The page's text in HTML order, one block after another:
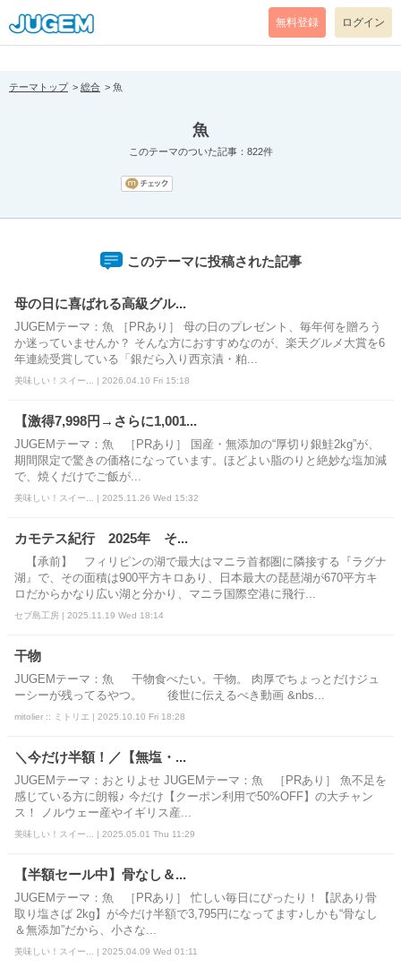
[pear_error: message="Success" code=0 mode=return level=notice
prefix="" info=""]
無料登録 ログイン
テーマトップ 総合 魚
魚
このテーマのついた記事：822件
このテーマに投稿された記事
母の日に喜ばれる高級グル...
JUGEMテーマ：魚 ［PRあり］ 母の日のプレゼント、毎年何を贈ろう
か迷っていませんか？ そんな方におすすめなのが、楽天グルメ大賞を6
年連続受賞している「銀だら入り西京漬・粕...
美味しい！スイー... | 2026.04.10 Fri 15:18
【激得7,998円→さらに1,001...
JUGEMテーマ：魚 ［PRあり］ 国産・無添加の“厚切り銀鮭2kg”が、
期間限定で驚きの価格になっています。ほどよい脂のりと絶妙な塩加減
で、焼くだけでご飯が...
美味しい！スイー... | 2025.11.26 Wed 15:32
カモテス紀行 2025年 そ...
【承前】 フィリピンの湖で最大はマニラ首都圏に隣接する『ラグナ
湖』で、その面積は900平方キロあり、日本最大の琵琶湖が670平方キ
ロだからかなり広い湖と分かり、マニラ国際空港に飛行...
セブ島工房 | 2025.11.19 Wed 18:14
干物
JUGEMテーマ：魚 干物食べたい。干物。 肉厚でちょっとだけジュ
ーシーが残ってるやつ。 後世に伝えるべき動画 &nbs...
mitolier :: ミトリエ | 2025.10.10 Fri 18:28
＼今だけ半額！／【無塩・...
JUGEMテーマ：おとりよせ JUGEMテーマ：魚 ［PRあり］ 魚不足を
感じている方に朗報♪ 今だけ【クーポン利用で50%OFF】の大チャン
ス！ ノルウェー産やイギリス産...
美味しい！スイー... | 2025.05.01 Thu 11:29
【半額セール中】骨なし＆...
JUGEMテーマ：魚 ［PRあり］ 忙しい毎日にぴったり！【訳あり骨
取り塩さば 2kg】が今だけ半額で3,795円になってます♪しかも“骨なし
＆無添加”だから、小さな...
美味しい！スイー... | 2025.04.09 Wed 01:11